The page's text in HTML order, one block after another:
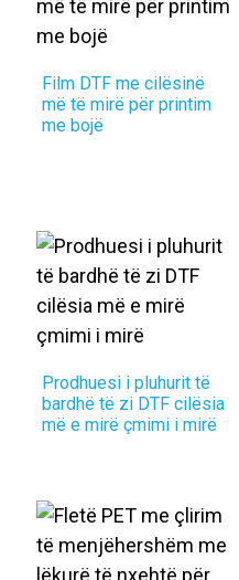
Film DTF me cilësinë
më të mirë për printim
me bojë
Prodhuesi i pluhurit të
bardhë të zi DTF cilësia
më e mirë çmimi i mirë